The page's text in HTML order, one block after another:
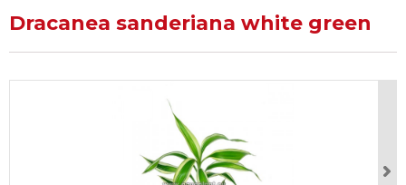
Dracanea sanderiana white green